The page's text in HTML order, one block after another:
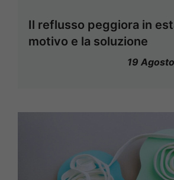
Il reflusso peggiora in
motivo e la soluzione
19